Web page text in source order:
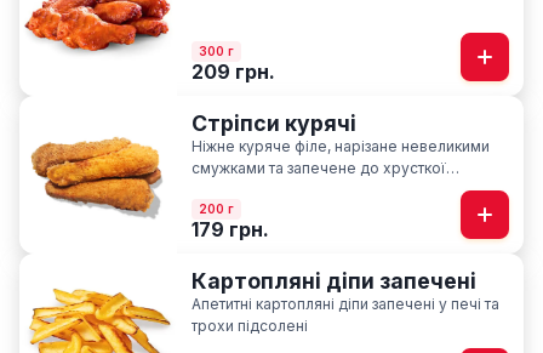
300 г
209 грн.
Стріпси курячі
Ніжне куряче філе, нарізане невеликими
смужками та запечене до хрусткої
200 г
179 грн.
Картопляні діпи запечені
Апетитні картопляні діпи запечені у печі та
трохи підсолені